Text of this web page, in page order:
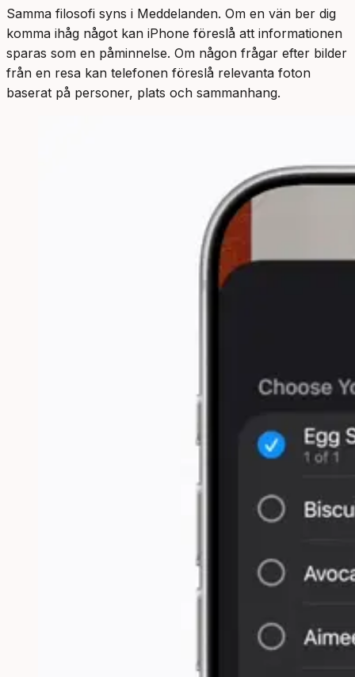
Samma filosofi syns i Meddelanden. Om en vän ber dig
komma ihåg något kan iPhone föreslå att informationen
sparas som en påminnelse. Om någon frågar efter bilder
från en resa kan telefonen föreslå relevanta foton
baserat på personer, plats och sammanhang.